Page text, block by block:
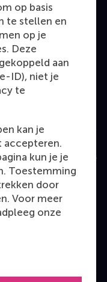
op basis
te stellen en
op je
Deze
aan
ID), niet je
te
kan je
accepteren.
kun je je
Toestemming
door
Voor meer
onze